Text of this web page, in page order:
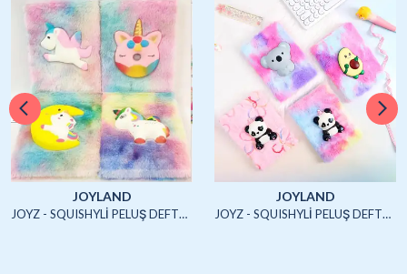
JOYLAND
JOYZ - SQUISHYLİ PELUŞ DEFTER A5 (UNICORN2)-4/S
JOYLAND
JOYZ - SQUISHYLİ PELUŞ DEFTER A5 (HAYVANLAR)-4/S